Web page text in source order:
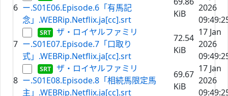
6 ー.S01E06.Episode.6「有馬記
念」.WEBRip.Netflix.ja[cc].srt
KiB
2026
7
ザ・ロイヤルファミリ
ー.S01E07.Episode.7「口取り
式」.WEBRip.Netflix.ja[cc].srt
72.54
KiB
17 Jan
2026
8
ザ・ロイヤルファミリ
ー.S01E08.Episode.8「相続馬限定馬
主」.WEBRip.Netflix.ja[cc].srt
69.67
KiB
17 Jan
2026